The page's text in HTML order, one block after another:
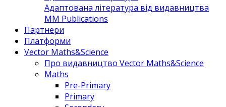
Адаптована література від видавництва
MM Publications
Партнери
Платформи
Vector Maths&Science
Про видавництво Vector Maths&Science
Maths
Pre-Primary
Primary